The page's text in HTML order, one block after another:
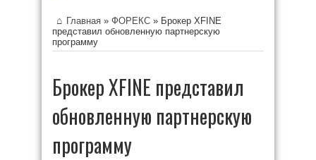
Главная » ФОРЕКС » Брокер XFINE
представил обновленную партнерскую
программу
Брокер XFINE представил
обновленную партнерскую
программу